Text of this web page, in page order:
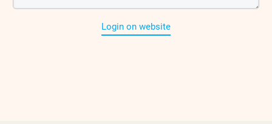
Login on website